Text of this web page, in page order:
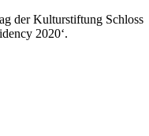
der Kulturstiftung Schloss
2020‘.